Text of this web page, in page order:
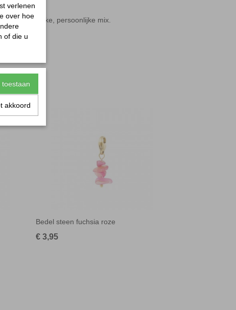
een vrolijke, persoonlijke mix.
Bedel steen fuchsia roze
€ 3,95
verlenen
over hoe
of die u
toestaan
akkoord